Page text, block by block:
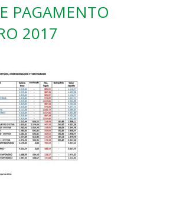
PAGAMENTO
2017